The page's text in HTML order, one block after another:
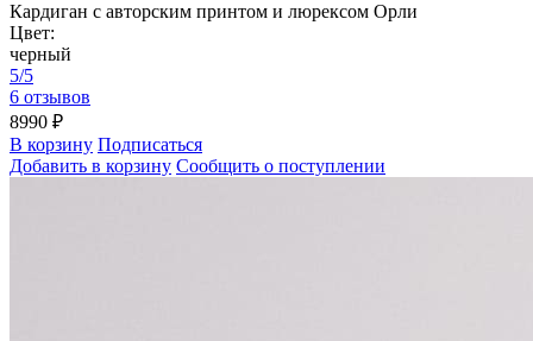
Кардиган с авторским принтом и люрексом Орли
Цвет:
черный
5/5
6 отзывов
8990 ₽
В корзину Подписаться
Добавить в корзину Сообщить о поступлении